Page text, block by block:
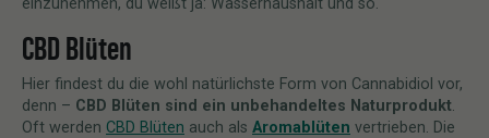
CBD Blüten
Hier findest du die wohl natürlichste Form von Cannabidiol vor,
denn – CBD Blüten sind ein unbehandeltes Naturprodukt.
Oft werden CBD Blüten auch als Aromablüten vertrieben. Die